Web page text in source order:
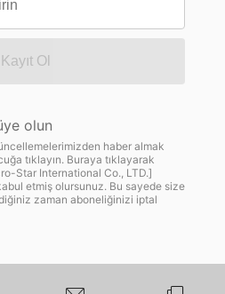
Kayıt Ol
olun
haber almak
tıklayın. Buraya tıklayarak
Star International Co., LTD.]
etmiş olursunuz. Bu sayede size
zaman aboneliğinizi iptal